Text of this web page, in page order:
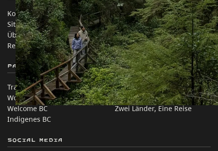
Kontakt
Sitemap
Über uns
Rechtliches & Richtlinien
Reisebranche
Medien
Unternehmen
简体中文 – China
Partnerseiten
Trade & Invest BC
Work BC
Welcome BC
Indigenes BC
Auf dieser Website
Reisevorschläge
Praktische Tipps
Zwei Länder, Eine Reise
Social Media